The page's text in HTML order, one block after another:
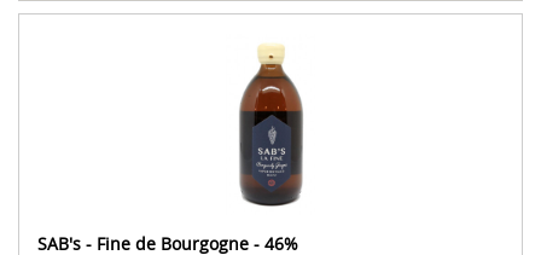
SAB's - Fine de Bourgogne - 46%